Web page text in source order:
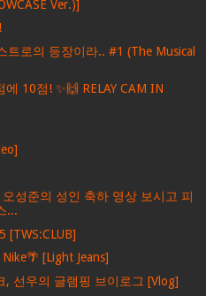
Ver.)]
트로의 등장이라.. #1 (The Musical
10점! ✨🙌 RELAY CAM IN
성준의 성인 축하 영상 보시고 피
...
[TWS:CLUB]
[Light Jeans]
선우의 글램핑 브이로그 [Vlog]